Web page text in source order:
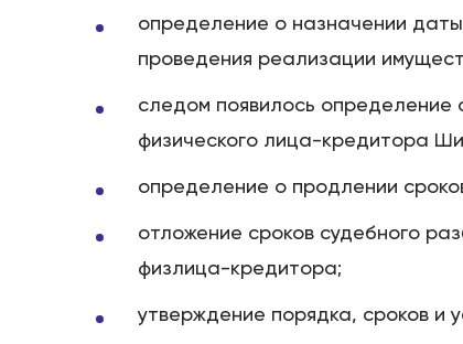
определение о назначении
проведения реализации
следом появилось определение
физического лица-кредитора
определение о продлении
отложение сроков судебного
физлица-кредитора;
утверждение порядка, сроков и